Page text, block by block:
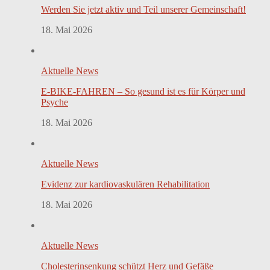
Werden Sie jetzt aktiv und Teil unserer Gemeinschaft!
18. Mai 2026
Aktuelle News
E-BIKE-FAHREN – So gesund ist es für Körper und
Psyche
18. Mai 2026
Aktuelle News
Evidenz zur kardiovaskulären Rehabilitation
18. Mai 2026
Aktuelle News
Cholesterinsenkung schützt Herz und Gefäße